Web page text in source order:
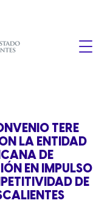
TERE
LA ENTIDAD
DE
EN IMPULSO
DE